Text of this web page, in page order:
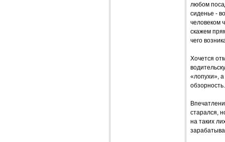
любом
сиденье -
человеком
скажем
чего
Хочется
«лопухи»,
обзорность.
старался,
на таких